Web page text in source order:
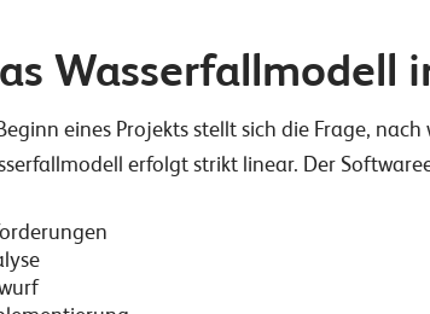
Wasserfallmodell
eines Projekts stellt sich die Frage,
erfolgt strikt linear. Der